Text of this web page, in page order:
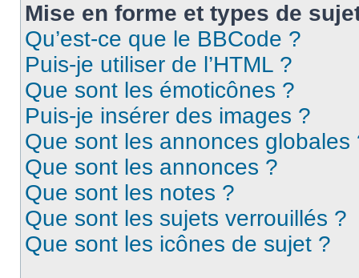
Mise en forme et types de
Qu’est-ce que le BBCode ?
Puis-je utiliser de l’HTML ?
Que sont les émoticônes ?
Puis-je insérer des images ?
Que sont les annonces globales
Que sont les annonces ?
Que sont les notes ?
Que sont les sujets verrouillés ?
Que sont les icônes de sujet ?